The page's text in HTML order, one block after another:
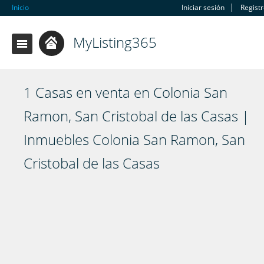
Inicio Iniciar sesión
MyListing365
1 Casas en venta en Colonia San
Ramon, San Cristobal de las Casas |
Inmuebles Colonia San Ramon, San
Cristobal de las Casas